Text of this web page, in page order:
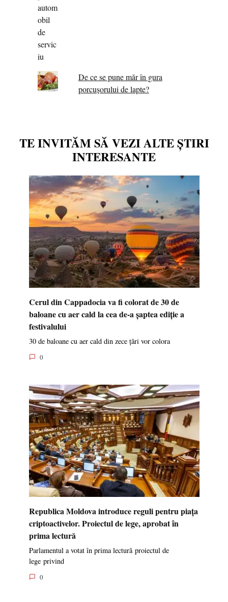
De ce se pune măr în gura
porcușorului de lapte?
TE INVITĂM SĂ VEZI ALTE ȘTIRI
INTERESANTE
Cerul din Cappadocia va fi colorat de 30 de
baloane cu aer cald la cea de-a șaptea ediție a
festivalului
30 de baloane cu aer cald din zece țări vor colora
0
Republica Moldova introduce reguli pentru piața
criptoactivelor. Proiectul de lege, aprobat în
prima lectură
Parlamentul a votat în prima lectură proiectul de
lege privind
0